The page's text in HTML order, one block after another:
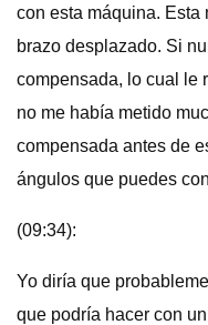
con esta máquina. Esta
brazo desplazado. Si
compensada, lo cual le
no me había metido
compensada antes de
ángulos que puedes
(09:34):
Yo diría que
que podría hacer con